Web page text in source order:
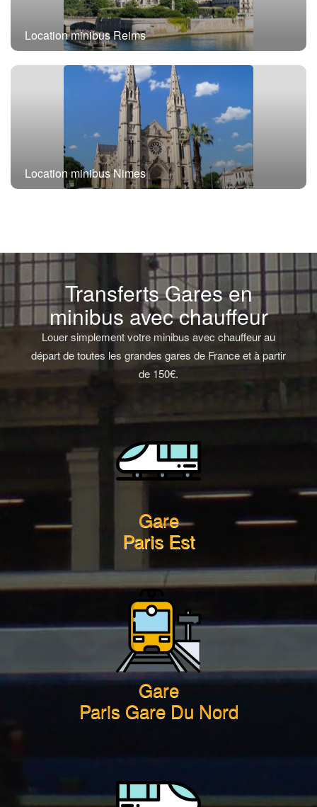
Location minibus Reims
Location minibus Nimes
Transferts Gares en
minibus avec chauffeur
Louer simplement votre minibus avec chauffeur au
départ de toutes les grandes gares de France et à partir
de 150€.
Gare
Paris Est
Gare
Paris Gare Du Nord